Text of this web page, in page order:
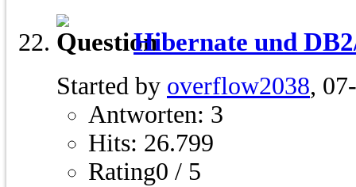
Hibernate und
Started by overflow2038,
Antworten: 3
Hits: 26.799
Rating0 / 5